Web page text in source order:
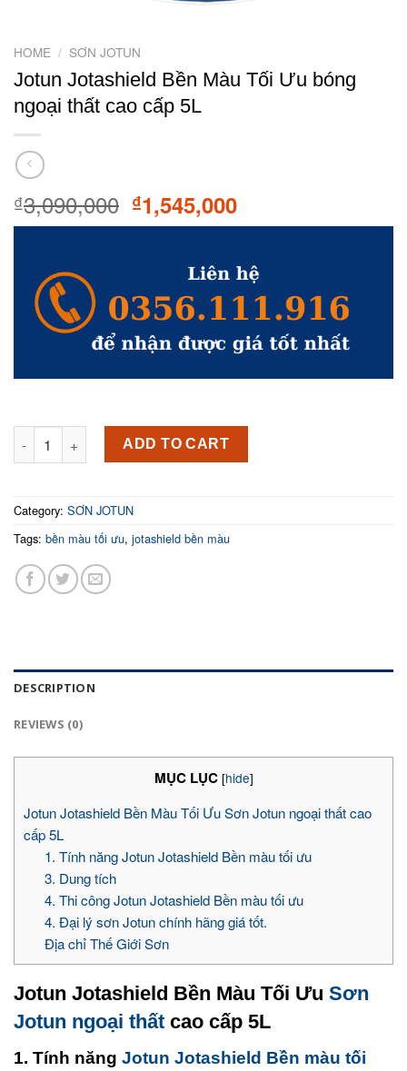
HOME / SƠN JOTUN
Jotun Jotashield Bền Màu Tối Ưu bóng
ngoại thất cao cấp 5L
₫3,090,000 Original
price
₫3,090,000.
₫1,545,000Current
price
₫1,545,000.
Jotun Jotashield Bền Màu Tối Ưu bóng ngoại thất cao cấp 5L
ADD TO CART
Category: SƠN JOTUN
Tags: bền màu tối ưu, jotashield bền màu
DESCRIPTION
REVIEWS (0)
MỤC LỤC [hide]
Jotun Jotashield Bền Màu Tối Ưu Sơn Jotun ngoại thất cao
cấp 5L
1. Tính năng Jotun Jotashield Bền màu tối ưu
3. Dung tích
4. Thi công Jotun Jotashield Bền màu tối ưu
4. Đại lý sơn Jotun chính hãng giá tốt.
Địa chỉ Thế Giới Sơn
Jotun Jotashield Bền Màu Tối Ưu Sơn
Jotun ngoại thất cao cấp 5L
1. Tính năng Jotun Jotashield Bền màu tối